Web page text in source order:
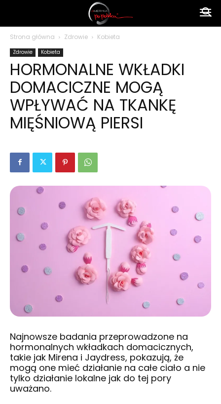
polsku
Strona główna Zdrowie Kobieta
Zdrowie Kobieta
HORMONALNE WKŁADKI
DOMACICZNE MOGĄ
WPŁYWAĆ NA TKANKĘ
MIĘŚNIOWĄ PIERSI
Najnowsze badania przeprowadzone na
hormonalnych wkładkach domacicznych,
takie jak Mirena i Jaydress, pokazują, że
mogą one mieć działanie na całe ciało a nie
tylko działanie lokalne jak do tej pory
uważano.